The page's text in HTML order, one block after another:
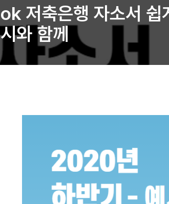
ok 저축은행 자소서 쉽
시와 함께